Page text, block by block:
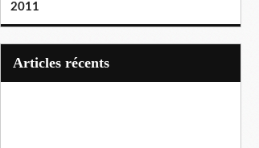
2011
articles récents